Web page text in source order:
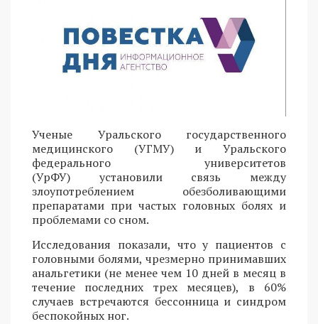
Ученые Уральского государственного
медицинского (УГМУ) и Уральского
федерального университетов
(УрФУ) установили связь между
злоупотреблением обезболивающими
препаратами при частых головных болях и
проблемами со сном.
Исследования показали, что у пациентов с
головными болями, чрезмерно принимавших
анальгетики (не менее чем 10 дней в месяц в
течение последних трех месяцев), в 60%
случаев встречаются бессонница и синдром
беспокойных ног.